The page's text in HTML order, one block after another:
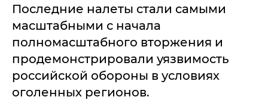
Последние налеты стали самыми
масштабными с начала
полномасштабного вторжения и
продемонстрировали уязвимость
российской обороны в условиях
оголенных регионов.